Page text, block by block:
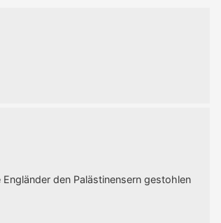
Engländer den Palästinensern gestohlen